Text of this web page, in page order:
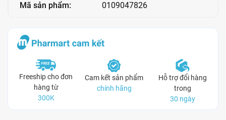
Mã sản phẩm: 0109047826
Freeship cho đơn
hàng từ
300K
Cam kết sản phẩm
chính hãng
Hỗ trợ đổi hàng
trong
30 ngày